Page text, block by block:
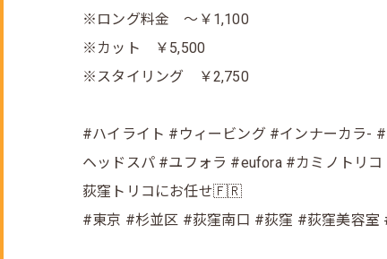
※ロング料金 ～￥1,100
※カット ￥5,500
※スタイリング ￥2,750
#ハイライト #ウィービング #インナーカラ-
ヘッドスパ #ユフォラ #eufora #カミノトリ
荻窪トリコにお任せ🇫🇷
#東京 #杉並区 #荻窪南口 #荻窪 #荻窪美容室